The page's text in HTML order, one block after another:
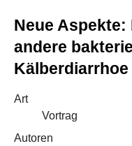
Neue
andere
Kälberdiarrhoe
Art
Vortrag
Autoren